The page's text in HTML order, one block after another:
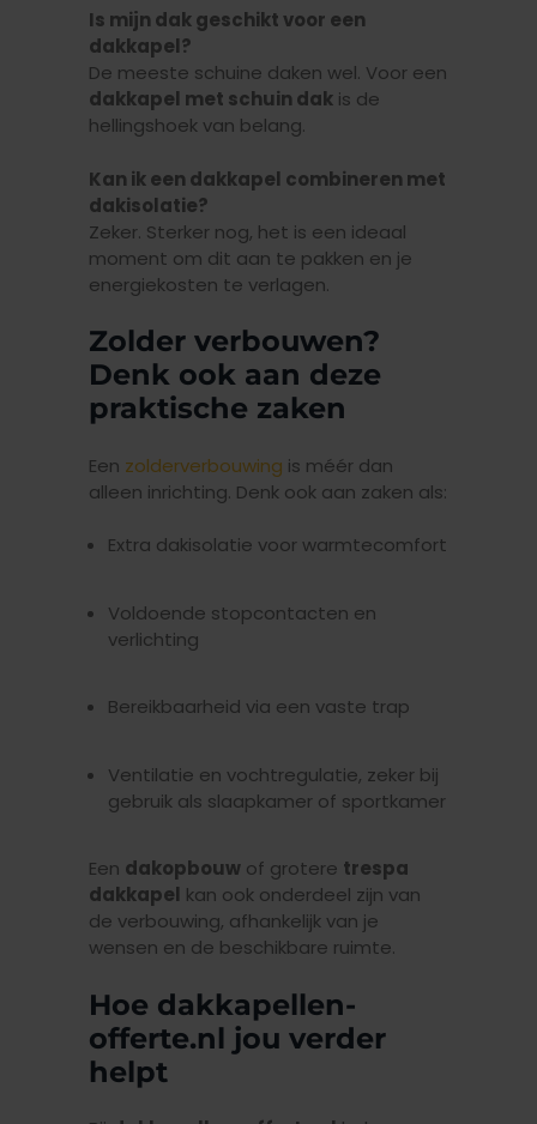
Is mijn dak geschikt voor een
dakkapel?
De meeste schuine daken wel. Voor een
dakkapel met schuin dak is de
hellingshoek van belang.
Kan ik een dakkapel combineren met
dakisolatie?
Zeker. Sterker nog, het is een ideaal
moment om dit aan te pakken en je
energiekosten te verlagen.
Zolder verbouwen?
Denk ook aan deze
praktische zaken
Een zolderverbouwing is méér dan
alleen inrichting. Denk ook aan zaken als:
Extra dakisolatie voor warmtecomfort
Voldoende stopcontacten en
verlichting
Bereikbaarheid via een vaste trap
Ventilatie en vochtregulatie, zeker bij
gebruik als slaapkamer of sportkamer
Een dakopbouw of grotere trespa
dakkapel kan ook onderdeel zijn van
de verbouwing, afhankelijk van je
wensen en de beschikbare ruimte.
Hoe dakkapellen-
offerte.nl jou verder
helpt